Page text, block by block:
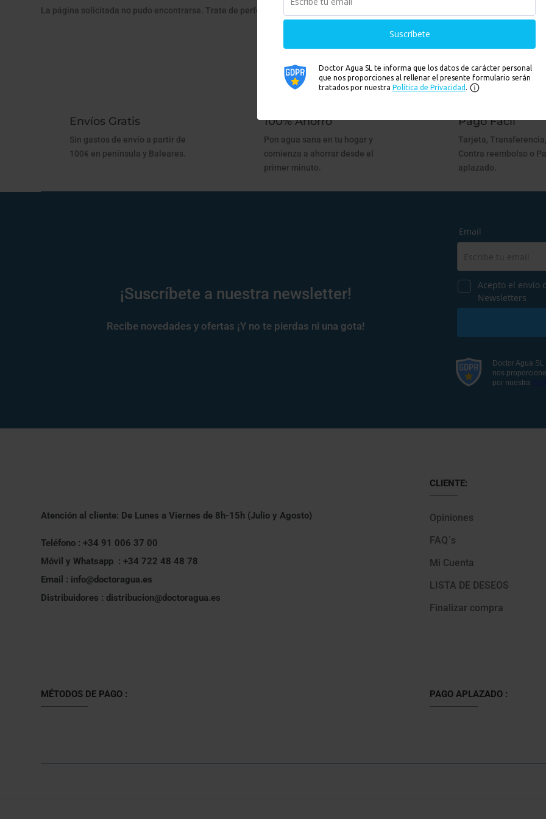
La página solicitada no pudo encontrarse. Trate de perfeccionar su búsqueda o utilice la navegación para localizar la entrada.
Envíos Gratis
Sin gastos de envío a partir de
100€ en península y Baleares.
100% Ahorro
Pon agua sana en tu hogar y
comienza a ahorrar desde el
primer minuto.
Pago Fácil
Tarjeta,
Contra reembolso o
aplazado.
¡Suscríbete a nuestra newsletter!
Recibe novedades y ofertas ¡Y no te pierdas ni una gota!
Atención al cliente: De Lunes a Viernes de 8h-15h (Julio y Agosto)
Teléfono : +34 91 006 37 00
Móvil y Whatsapp : +34 722 48 48 78
Email : info@doctoragua.es
Distribuidores : distribucion@doctoragua.es
CLIENTE:
Opiniones
FAQ´s
Mi Cuenta
LISTA DE DESEOS
Finalizar compra
MÉTODOS DE PAGO : PAGO APLAZADO :